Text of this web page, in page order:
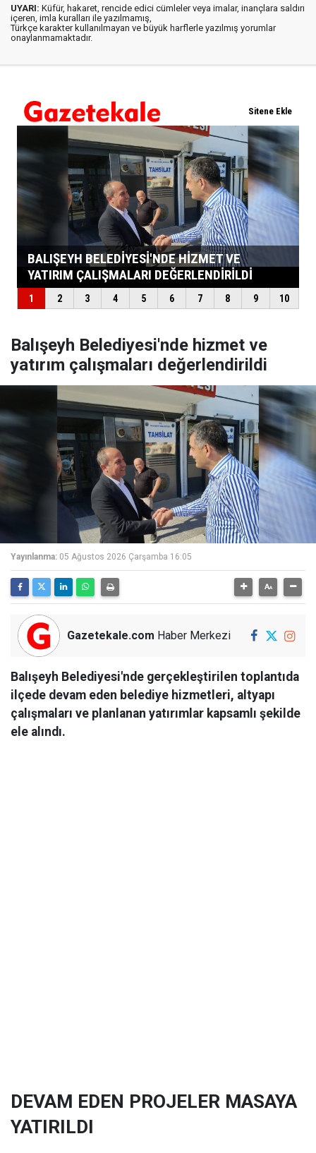
UYARI: Küfür, hakaret, rencide edici cümleler veya imalar, inançlara saldırı
içeren, imla kuralları ile yazılmamış,
Türkçe karakter kullanılmayan ve büyük harflerle yazılmış yorumlar
onaylanmamaktadır.
Balışeyh Belediyesi'nde hizmet ve
yatırım çalışmaları değerlendirildi
Yayınlanma: 05 Ağustos 2026 Çarşamba 16:05
Gazetekale.com Haber Merkezi
Balışeyh Belediyesi'nde gerçekleştirilen toplantıda
ilçede devam eden belediye hizmetleri, altyapı
çalışmaları ve planlanan yatırımlar kapsamlı şekilde
ele alındı.
DEVAM EDEN PROJELER MASAYA
YATIRILDI